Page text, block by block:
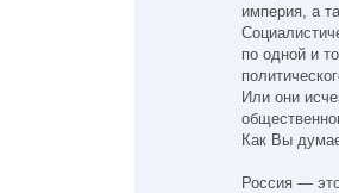
империя, а
по одной и
Или они
Как Вы
Россия —